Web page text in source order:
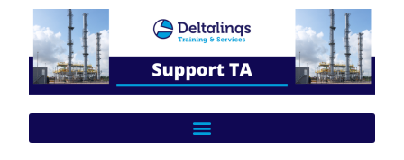
inhoud